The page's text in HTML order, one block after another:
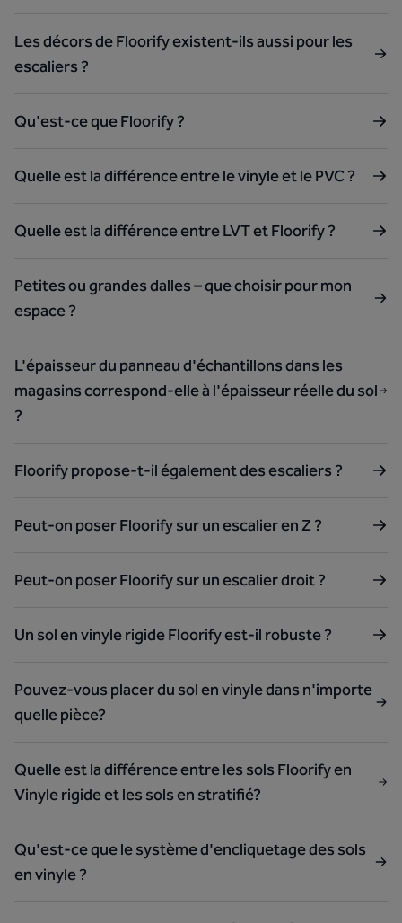
Les décors de Floorify existent-ils aussi pour les
escaliers ?
Qu'est-ce que Floorify ?
Quelle est la différence entre le vinyle et le PVC ?
Quelle est la différence entre LVT et Floorify ?
Petites ou grandes dalles – que choisir pour mon
espace ?
L'épaisseur du panneau d'échantillons dans les
magasins correspond-elle à l'épaisseur réelle du sol
?
Floorify propose-t-il également des escaliers ?
Peut-on poser Floorify sur un escalier en Z ?
Peut-on poser Floorify sur un escalier droit ?
Un sol en vinyle rigide Floorify est-il robuste ?
Pouvez-vous placer du sol en vinyle dans n'importe
quelle pièce?
Quelle est la différence entre les sols Floorify en
Vinyle rigide et les sols en stratifié?
Qu'est-ce que le système d'encliquetage des sols
en vinyle ?